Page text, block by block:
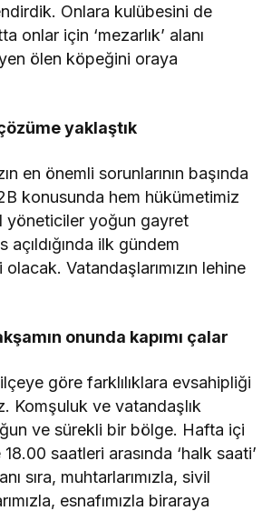
Onlara kulübesini de
onlar için ‘mezarlık’ alanı
ölen köpeğini oraya
yaklaştık
en önemli sorunlarının başında
konusunda hem hükümetimiz
yöneticiler yoğun gayret
ilk gündem
Vatandaşlarımızın lehine
onunda kapımı çalar
göre farklılıklara evsahipliği
Komşuluk ve vatandaşlık
ve sürekli bir bölge. Hafta içi
saatleri arasında ‘halk saati’
sıra, muhtarlarımızla, sivil
esnafımızla biraraya